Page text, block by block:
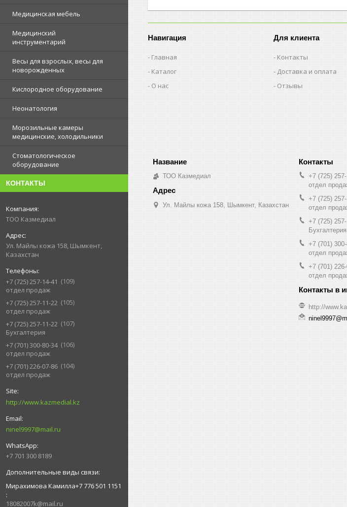
Медицинская мебель
Медицинский
инструментарий
Весы для взрослых, весы для
новорожденных
Кислородное оборудование
Неонатология
Морозильные камеры
медицинские, холодильники
Стоматологическое
оборудование
КОНТАКТЫ
ТОО Казмедиал
Ул. Майлы кожа 158, Шымкент,
Казахстан
+7 (725) 257-14-41
109
отдел продаж
+7 (725) 257-11-22
105
отдел продаж
+7 (725) 257-11-22
107
Бухгалтерия
+7 (701) 300-80-34
106
отдел продаж
+7 (701) 226-07-86
104
отдел продаж
http://www.kazmedial.kz
ninel9997@mail.ru
+7 701 300 8189
Мирахимова Камилла+7 776 501 1151
18082007k@mail.ru
Навигация
Главная
Каталог
О нас
Для клиента
Контакты
Доставка и оплата
Отзывы
ТОО Казмедиал
Ул. Майлы кожа 158, Шымкент, Казахстан
+7 (725) 257-
отдел
+7 (725)
отдел
+7 (725)
Бухгалтерия
+7 (701)
отдел
+7 (701)
отдел
http://